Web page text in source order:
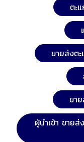
ตะ
ขายส่งต
ขา
ผู้นำเข้า ขายส่